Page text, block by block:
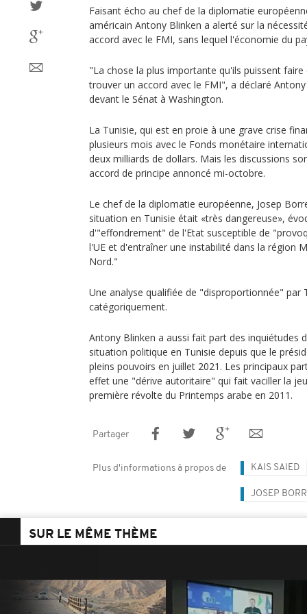
Faisant écho au chef de la diplomatie
américain Antony Blinken a alerté sur la
accord avec le FMI, sans lequel l'économie du
"La chose la plus importante qu'ils puissent
trouver un accord avec le FMI", a déclaré
devant le Sénat à Washington.
La Tunisie, qui est en proie à une grave crise
plusieurs mois avec le Fonds monétaire
deux milliards de dollars. Mais les discussions
accord de principe annoncé mi-octobre.
Le chef de la diplomatie européenne, Josep
situation en Tunisie était «très dangereuse»,
d'"effondrement" de l'Etat susceptible de
l'UE et d'entraîner une instabilité dans la région
Nord."
Une analyse qualifiée de "disproportionnée" par
catégoriquement.
Antony Blinken a aussi fait part des inquiétudes
situation politique en Tunisie depuis que le
pleins pouvoirs en juillet 2021. Les principaux
effet une "dérive autoritaire" qui fait vaciller la
première révolte du Printemps arabe en 2011.
Partager
Plus d'informations à propos de KAIS SAIED
JOSEP
SUR LE MÊME THÈME